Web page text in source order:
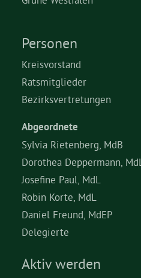
Personen
Kreisvorstand
Ratsmitglieder
Bezirksvertretungen
Abgeordnete
Sylvia Rietenberg, MdB
Dorothea Deppermann, MdL
Josefine Paul, MdL
Robin Korte, MdL
Daniel Freund, MdEP
Delegierte
Aktiv werden